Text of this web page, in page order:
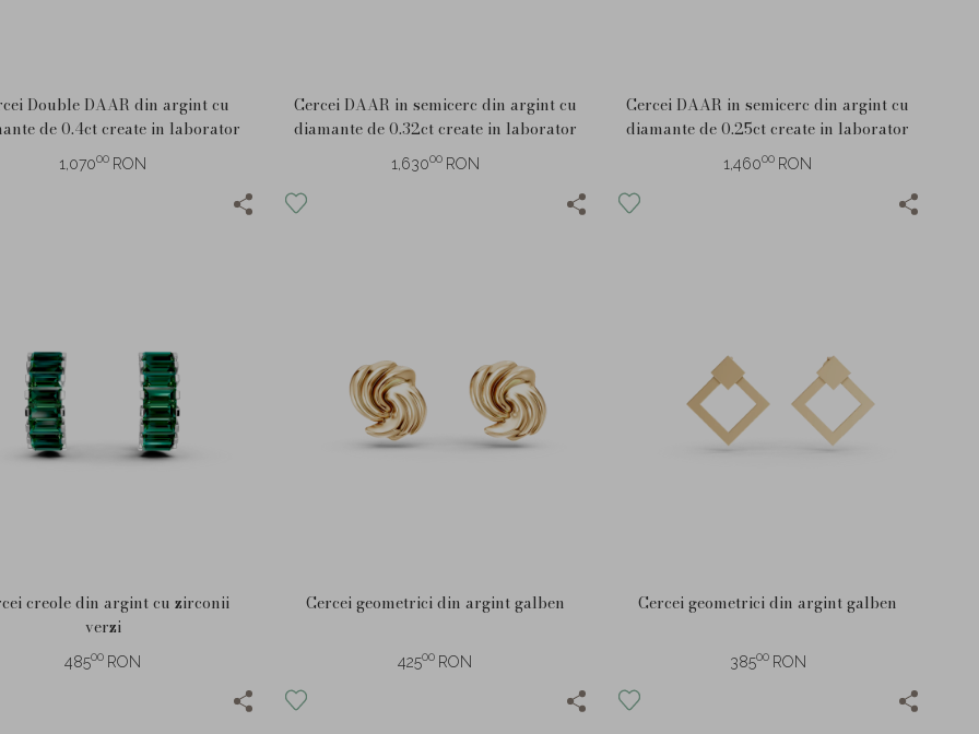
Double DAAR din argint cu
de 0.4ct create in laborator
1,07000 RON
Cercei DAAR in semicerc din argint cu
diamante de 0.32ct create in laborator
1,63000 RON
Cercei DAAR in semicerc din argint cu
diamante de 0.25ct create in laborator
1,46000 RON
creole din argint cu zirconii
verzi
48500 RON
Cercei geometrici din argint galben
42500 RON
Cercei geometrici din argint galben
38500 RON